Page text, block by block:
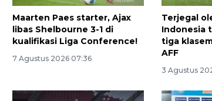
Maarten Paes starter, Ajax
libas Shelbourne 3-1 di
kualifikasi Liga Conference!
7 Agustus 2026 07:36
Terjegal
Indonesia
tiga
AFF
3 Agustus